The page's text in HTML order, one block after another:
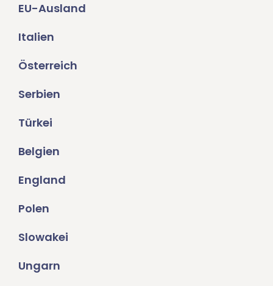
EU-Ausland
Italien
Österreich
Serbien
Türkei
Belgien
England
Polen
Slowakei
Ungarn